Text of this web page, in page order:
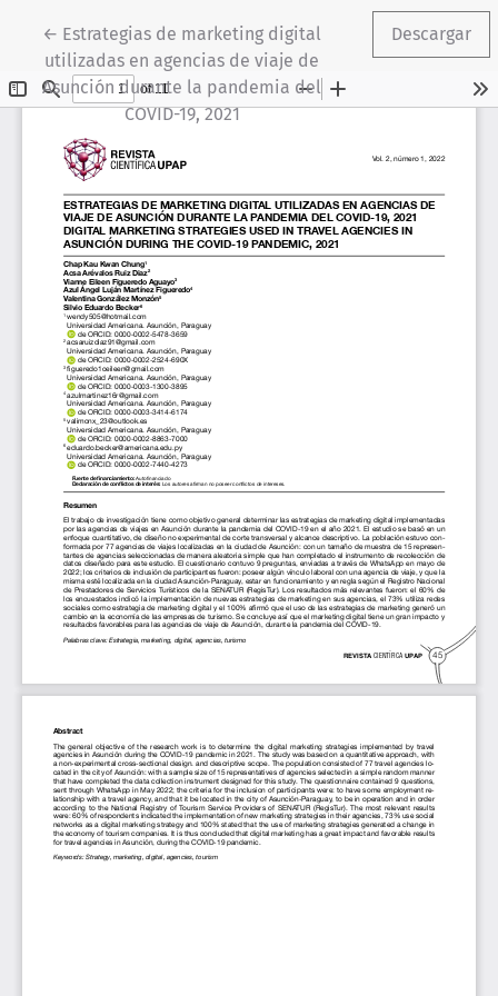
← Volver a los detalles del artículo
Estrategias de marketing digital
utilizadas en agencias de viaje de
Asunción durante la pandemia del
COVID-19, 2021
Descargar